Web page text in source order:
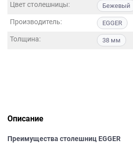
Цвет столешницы: Бежевый
Производитель: EGGER
Толщина: 38 мм
Описание
Преимущества столешниц EGGER